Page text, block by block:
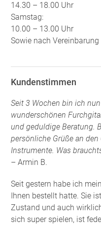
14.30 – 18.00 Uhr
Samstag:
10.00 – 13.00 Uhr
Sowie nach Vereinbarung
Kundenstimmen
Seit 3 Wochen bin ich
wunderschönen
und geduldige Beratung.
persönliche Grüße an
Instrumente. Was
– Armin B.
Seit gestern habe ich
Ihnen bestellt hatte. Sie
Zustand und auch
sich super spielen, ist